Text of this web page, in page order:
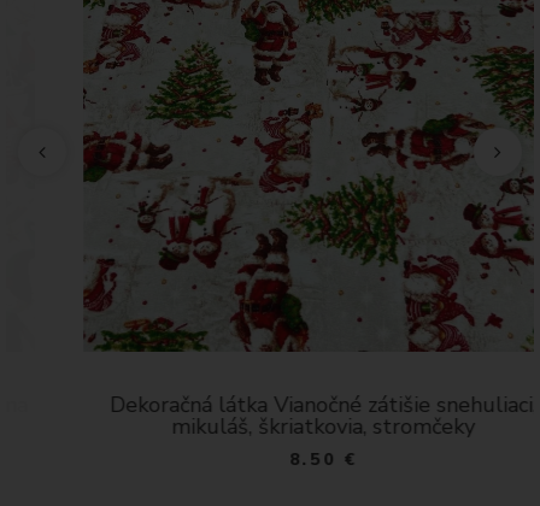
Dekoračná látka Vianočné zátišie snehuliaci,
mikuláš, škriatkovia, stromčeky
8.50 €